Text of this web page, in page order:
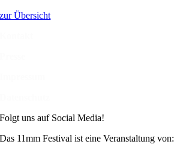
zur Übersicht
Folgt uns auf Social Media!
Das 11mm Festival ist eine Veranstaltung von: